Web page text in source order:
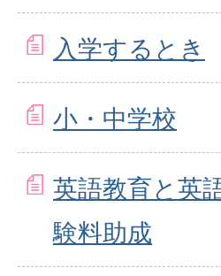
入学するとき
小・中学校
英語教育と英
験料助成